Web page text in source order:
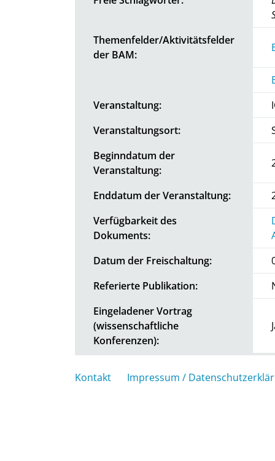
Themenfelder/Aktivitätsfelder
der BAM:
Veranstaltung:
Veranstaltungsort:
Beginndatum der
Veranstaltung:
Enddatum der Veranstaltung:
Verfügbarkeit des
Dokuments:
Datum der Freischaltung:
Referierte Publikation:
Eingeladener Vortrag
(wissenschaftliche
Konferenzen):
Kontakt Impressum /